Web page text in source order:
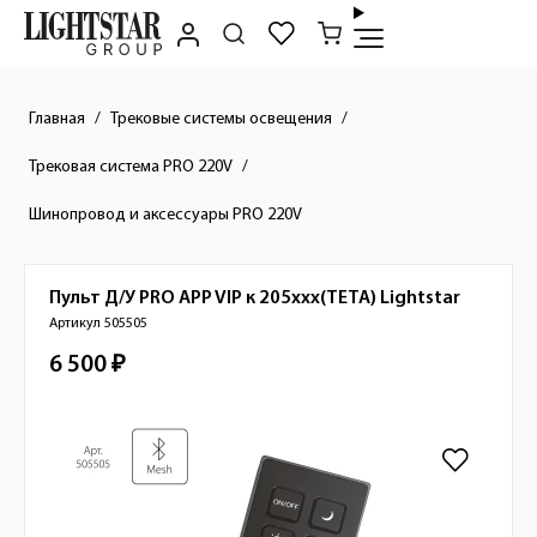
Главная Трековые системы освещения
Трековая система PRO 220V
Шинопровод и аксессуары PRO 220V
Краткое описание товара
Изображения товара
Пульт Д/У PRO APP VIP к 205ххх(TETA) Lightstar
Артикул 505505
Стоимость товара
6 500 ₽